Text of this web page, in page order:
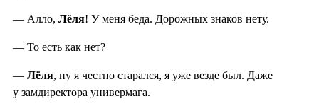
— Алло, Лёля! У меня беда. Дорожных знаков нету.
— То есть как нет?
— Лёля, ну я честно старался, я уже везде был. Даже
у замдиректора универмага.